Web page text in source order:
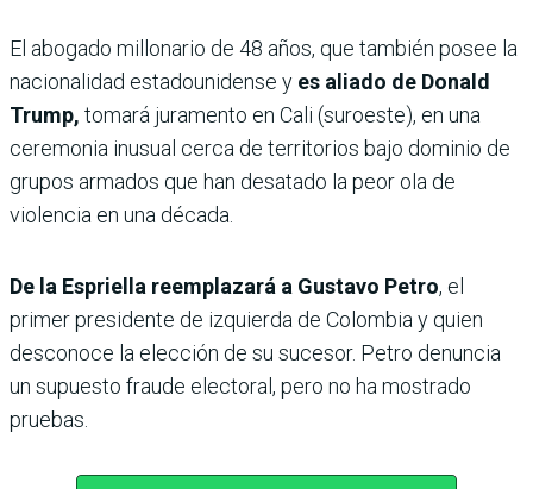
El abogado millonario de 48 años, que también posee la
nacionalidad estadounidense y es aliado de Donald
Trump, tomará juramento en Cali (suroeste), en una
ceremonia inusual cerca de territorios bajo dominio de
grupos armados que han desatado la peor ola de
violencia en una década.
De la Espriella reemplazará a Gustavo Petro, el
primer presidente de izquierda de Colombia y quien
desconoce la elección de su sucesor. Petro denuncia
un supuesto fraude electoral, pero no ha mostrado
pruebas.